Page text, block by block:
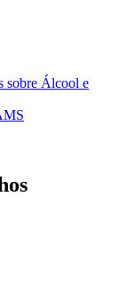
sobre Álcool e